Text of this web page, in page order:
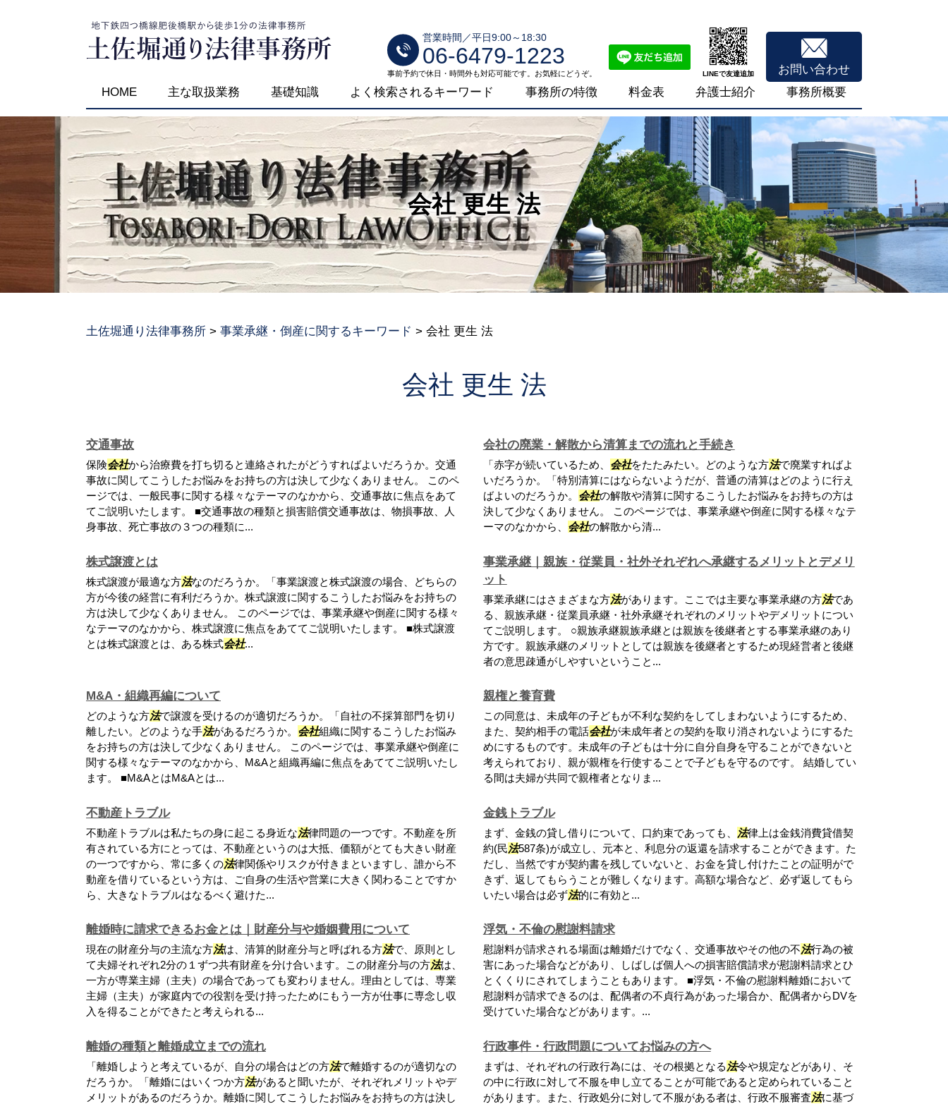
会社 更生 法
営業時間／平日9:00～18:30
06-6479-1223
事前予約で休日・時間外も対応可能です。お気軽にどうぞ。 LINEで友達追加
お問い合わせ
HOME
主な取扱業務 基礎知識 よく検索されるキーワード 事務所の特徴 料金表 弁護士紹介 事務所概要
土佐堀通り法律事務所 > 事業承継・倒産に関するキーワード > 会社 更生 法
会社 更生 法
交通事故
保険会社から治療費を打ち切ると連絡されたがどうすればよいだろうか。交通
事故に関してこうしたお悩みをお持ちの方は決して少なくありません。 このペ
ージでは、一般民事に関する様々なテーマのなかから、交通事故に焦点をあて
てご説明いたします。 ■交通事故の種類と損害賠償交通事故は、物損事故、人
身事故、死亡事故の３つの種類に...
会社の廃業・解散から清算までの流れと手続き
「赤字が続いているため、 会社をたたみたい。どのような方法で廃業すればよ
いだろうか。「特別清算にはならないようだが、普通の清算はどのように行え
ばよいのだろうか。 会社の解散や清算に関するこうしたお悩みをお持ちの方は
決して少なくありません。 このページでは、事業承継や倒産に関する様々なテ
ーマのなかから、 会社の解散から清...
株式譲渡とは
株式譲渡が最適な方法なのだろうか。「事業譲渡と株式譲渡の場合、どちらの
方が今後の経営に有利だろうか。株式譲渡に関するこうしたお悩みをお持ちの
方は決して少なくありません。 このページでは、事業承継や倒産に関する様々
なテーマのなかから、株式譲渡に焦点をあててご説明いたします。 ■株式譲渡
とは株式譲渡とは、ある株式会社...
事業承継｜親族・従業員・社外それぞれへ承継するメリットとデメリ
ット
事業承継にはさまざまな方法があります。ここでは主要な事業承継の方法であ
る、親族承継・従業員承継・社外承継それぞれのメリットやデメリットについ
てご説明します。 ○親族承継親族承継とは親族を後継者とする事業承継のあり
方です。親族承継のメリットとしては親族を後継者とするため現経営者と後継
者の意思疎通がしやすいということ...
M&A・組織再編について
どのような方法で譲渡を受けるのが適切だろうか。「自社の不採算部門を切り
離したい。どのような手法があるだろうか。 会社組織に関するこうしたお悩み
をお持ちの方は決して少なくありません。 このページでは、事業承継や倒産に
関する様々なテーマのなかから、M&Aと組織再編に焦点をあててご説明いたし
ます。 ■M&AとはM&Aとは...
親権と養育費
この同意は、未成年の子どもが不利な契約をしてしまわないようにするため、
また、契約相手の電話会社が未成年者との契約を取り消されないようにするた
めにするものです。未成年の子どもは十分に自分自身を守ることができないと
考えられており、親が親権を行使することで子どもを守るのです。 結婚してい
る間は夫婦が共同で親権者となりま...
不動産トラブル
不動産トラブルは私たちの身に起こる身近な法律問題の一つです。不動産を所
有されている方にとっては、不動産というのは大抵、価額がとても大きい財産
の一つですから、常に多くの法律関係やリスクが付きまといますし、誰から不
動産を借りているという方は、ご自身の生活や営業に大きく関わることですか
ら、大きなトラブルはなるべく避けた...
金銭トラブル
まず、金銭の貸し借りについて、口約束であっても、 法律上は金銭消費貸借契
約(民法587条)が成立し、元本と、利息分の返還を請求することができます。た
だし、当然ですが契約書を残していないと、お金を貸し付けたことの証明がで
きず、返してもらうことが難しくなります。高額な場合など、必ず返してもら
いたい場合は必ず法的に有効と...
離婚時に請求できるお金とは｜財産分与や婚姻費用について
現在の財産分与の主流な方法は、清算的財産分与と呼ばれる方法で、原則とし
て夫婦それぞれ2分の１ずつ共有財産を分け合います。この財産分与の方法は、
一方が専業主婦（主夫）の場合であっても変わりません。理由としては、専業
主婦（主夫）が家庭内での役割を受け持ったためにもう一方が仕事に専念し収
入を得ることができたと考えられる...
浮気・不倫の慰謝料請求
慰謝料が請求される場面は離婚だけでなく、交通事故やその他の不法行為の被
害にあった場合などがあり、しばしば個人への損害賠償請求が慰謝料請求とひ
とくくりにされてしまうこともあります。 ■浮気・不倫の慰謝料離婚において
慰謝料が請求できるのは、配偶者の不貞行為があった場合か、配偶者からDVを
受けていた場合などがあります。...
離婚の種類と離婚成立までの流れ
「離婚しようと考えているが、自分の場合はどの方法で離婚するのが適切なの
だろうか。「離婚にはいくつか方法があると聞いたが、それぞれメリットやデ
メリットがあるのだろうか。離婚に関してこうしたお悩みをお持ちの方は決し
行政事件・行政問題についてお悩みの方へ
まずは、それぞれの行政行為には、その根拠となる 法令や規定などがあり、そ
の中に行政に対して不服を申し立てることが可能であると定められていること
があります。また、行政処分に対して不服がある者は、行政不服審査法に基づ